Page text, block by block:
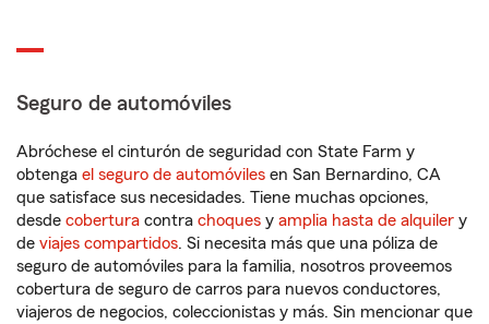
Seguro de automóviles
Abróchese el cinturón de seguridad con State Farm y
obtenga el seguro de automóviles en San Bernardino, CA
que satisface sus necesidades. Tiene muchas opciones,
desde cobertura contra choques y amplia hasta de alquiler y
de viajes compartidos. Si necesita más que una póliza de
seguro de automóviles para la familia, nosotros proveemos
cobertura de seguro de carros para nuevos conductores,
viajeros de negocios, coleccionistas y más. Sin mencionar que